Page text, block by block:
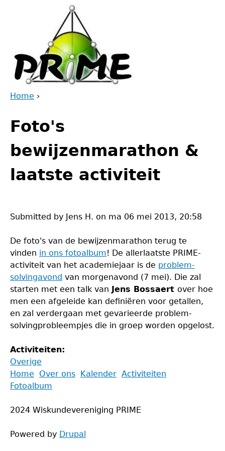
are
here
Home ›
to
top
Foto's
bewijzenmarathon &
laatste activiteit
Submitted by Jens H. on ma 06 mei 2013, 20:58
De foto's van de bewijzenmarathon terug te
vinden in ons fotoalbum! De allerlaatste PRIME-
activiteit van het academiejaar is de problem-
solvingavond van morgenavond (7 mei). Die zal
starten met een talk van Jens Bossaert over hoe
men een afgeleide kan definiëren voor getallen,
en zal verdergaan met gevarieerde problem-
solvingprobleempjes die in groep worden opgelost.
Activiteiten:
Overige
Back
to
Main
menu
Home Over ons Kalender Activiteiten
Fotoalbum
2024 Wiskundevereniging PRIME
Powered by Drupal